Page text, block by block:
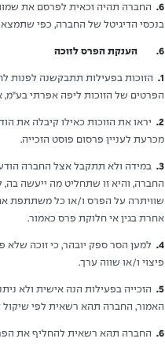
6.
החברה תהיה זכאית לפרסם את
בנכסי הדיגיטל של החברה, כפי
6. הענקת הפרס לזוכה
1.
הזוכות בפעילות תתבקשנה לפנות
הפרטים של הזוכות ליפה אפרתי
2.
יראו את הזוכות כאילו קיבלה את
מכרעת לעניין פרסום פוסט הזכייה.
3.
החברה, והיא זו שתחליט מה ייעשה
שוויתרה על הפרס ו/או כל משתתפת
אחרת בגין אי חלוקת פרס כאמור.
4.
פיצוי ו/או שווה ערך.
5.
הזכייה בפעילות הנה אישית ולא
האמור, החברה תהא רשאית לפי
6. החברה תהא רשאית להחליף את